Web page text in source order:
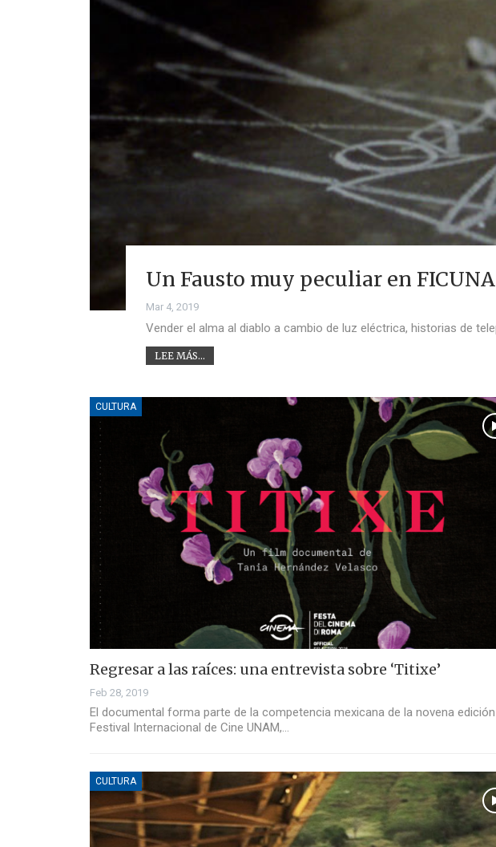
Un Fausto muy peculiar en
Mar 4, 2019
Vender el alma al diablo a cambio de luz eléctrica, historias de
LEE MÁS...
CULTURA
Regresar a las raíces: una entrevista sobre ‘Titixe’
Feb 28, 2019
El documental forma parte de la competencia mexicana de la novena
Festival Internacional de Cine UNAM,…
CULTURA